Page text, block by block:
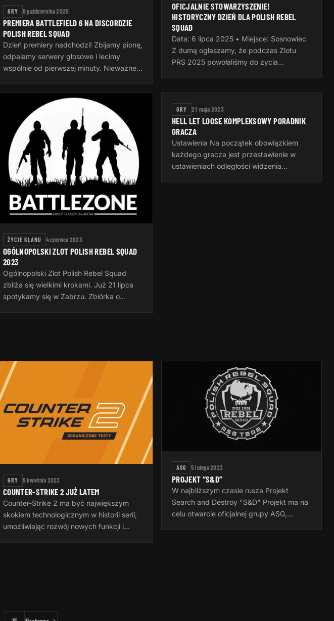
GRY 9 października 2025
PREMIERA BATTLEFIELD 6 NA DISCORDZIE
POLISH REBEL SQUAD
Dzień premiery nadchodzi! Zbijamy pionę,
odpalamy serwery głosowe i lecimy
wspólnie od pierwszej minuty. Nieważne,
dopiero wchodzisz do gry — ważne…
OFICJALNIE STOWARZYSZENIE!
HISTORYCZNY DZIEŃ DLA POLISH REBEL
SQUAD
Data: 6 lipca 2025 • Miejsce: Sosnowiec
Z dumą ogłaszamy, że podczas Zlotu
PRS 2025 powołaliśmy do życia
ŻYCIE KLANU 4 czerwca 2023
OGÓLNOPOLSKI ZLOT POLISH REBEL SQUAD
2023
Ogólnopolski Zlot Polish Rebel Squad
zbliża się wielkimi krokami. Już 21 lipca
spotykamy się w Zabrzu. Zbiórka o
GRY 21 maja 2023
HELL LET LOOSE KOMPLEKSOWY PORADNIK
GRACZA
Ustawienia Na początek obowiązkiem
każdego gracza jest przestawienie w
ustawieniach odległości widzenia
GRY 9 kwietnia 2023
COUNTER-STRIKE 2 JUŻ LATEM
Counter-Strike 2 ma być największym
skokiem technologicznym w historii serii,
umożliwiając rozwój nowych funkcji i
ASG 5 lutego 2023
PROJEKT “S&D”
W najbliższym czasie rusza Projekt
Search and Destroy "S&D" Projekt ma na
celu otwarcie oficjalnej grupy ASG,